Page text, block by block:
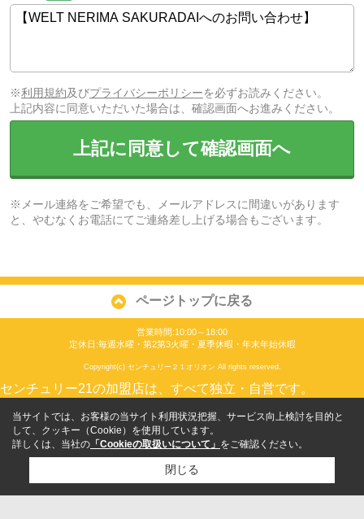
※利用規約及びプライバシーポリシーを必ずお読みください。
上記内容に同意いただいた場合は、確認画面へお進みください。
上記に同意して確認画面へ
※メール連絡をご希望でも、メールアドレスに間違いがあります
と、やむなくお電話にてご連絡差し上げる場合もございます。
ページトップに戻る
営業時間:10:00～18:00
定休日:毎週水曜・第2第3火曜・夏季休暇・年末年始休暇
Copyright(c) センチュリー２１オリオン All rights reserved.
センチュリー21の加盟店は、すべて独立・自営です。
当サイトでは、お客様の当サイト利用状況把握、サービス向上検討を目的と
して、クッキー（Cookie）を使用しています。
詳しくは、当社の 「Cookieの取扱いについて」 をご確認ください。
閉じる